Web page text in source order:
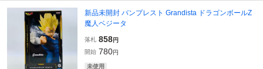
新品未開封 バンプレスト Grandista ドラゴンボールZ
魔人ベジータ
落札 858円
開始 780円
未使用